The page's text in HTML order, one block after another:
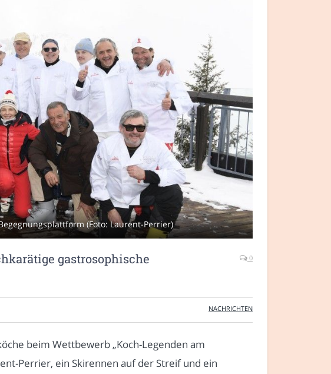
(Foto: Laurent-Perrier)
gastrosophische
0
NACHRICHTEN
beim Wettbewerb „Koch-Legenden am
Perrier, ein Skirennen auf der Streif und ein